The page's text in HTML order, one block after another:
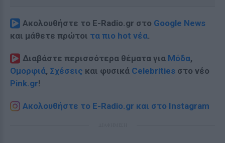
Ακολουθήστε το E-Radio.gr στο Google News
και μάθετε πρώτοι τα πιο hot νέα.
Διαβάστε περισσότερα θέματα για Μόδα,
Ομορφιά, Σχέσεις και φυσικά Celebrities στο νέο
Pink.gr!
Ακολουθήστε το E-Radio.gr και στο Instagram